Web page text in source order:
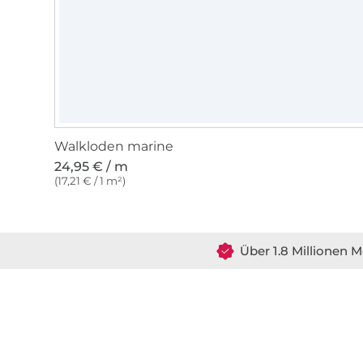
Walkloden marine
24,95 € / m
(17,21 € / 1 m²)
Über 1.8 Millionen